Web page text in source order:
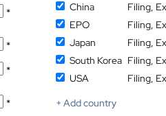
*
*
*
*
China
Filing,
EPO
Filing,
Japan
Filing,
South Korea Filing,
USA
Filing,
+ Add country